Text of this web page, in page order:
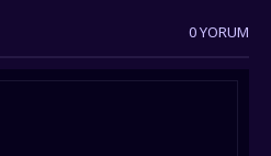
0 YORUM